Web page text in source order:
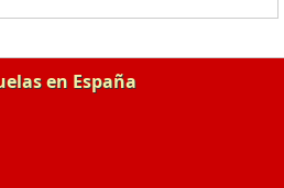
en España